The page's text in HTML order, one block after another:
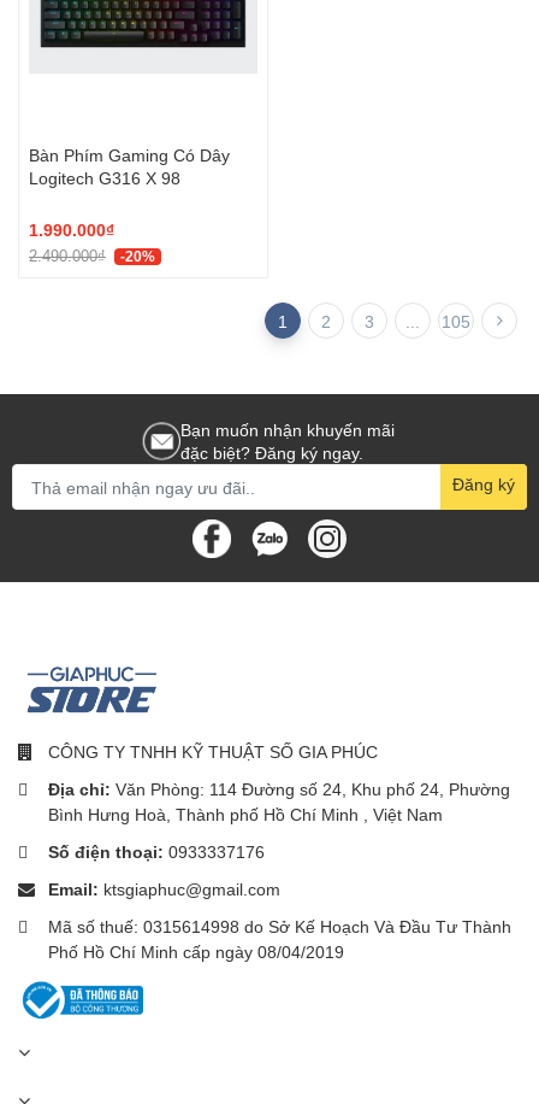
Bàn Phím Gaming Có Dây
Logitech G316 X 98
1.990.000₫
2.490.000₫ -20%
1 2 3 105
Bạn muốn nhận khuyến mãi
đặc biệt? Đăng ký ngay.
Đăng ký
CÔNG TY TNHH KỸ THUẬT SỐ GIA PHÚC
Địa chỉ: Văn Phòng: 114 Đường số 24, Khu phố 24, Phường
Bình Hưng Hoà, Thành phố Hồ Chí Minh , Việt Nam
Số điện thoại: 0933337176
Email: ktsgiaphuc@gmail.com
Mã số thuế: 0315614998 do Sở Kế Hoạch Và Đầu Tư Thành
Phố Hồ Chí Minh cấp ngày 08/04/2019